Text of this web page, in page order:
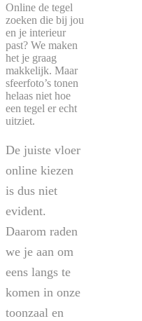
Online de tegel
zoeken die bij jou
en je interieur
past? We maken
het je graag
makkelijk. Maar
sfeerfoto’s tonen
helaas niet hoe
een tegel er echt
uitziet.
De juiste vloer
online kiezen
is dus niet
evident.
Daarom raden
we je aan om
eens langs te
komen in onze
toonzaal en